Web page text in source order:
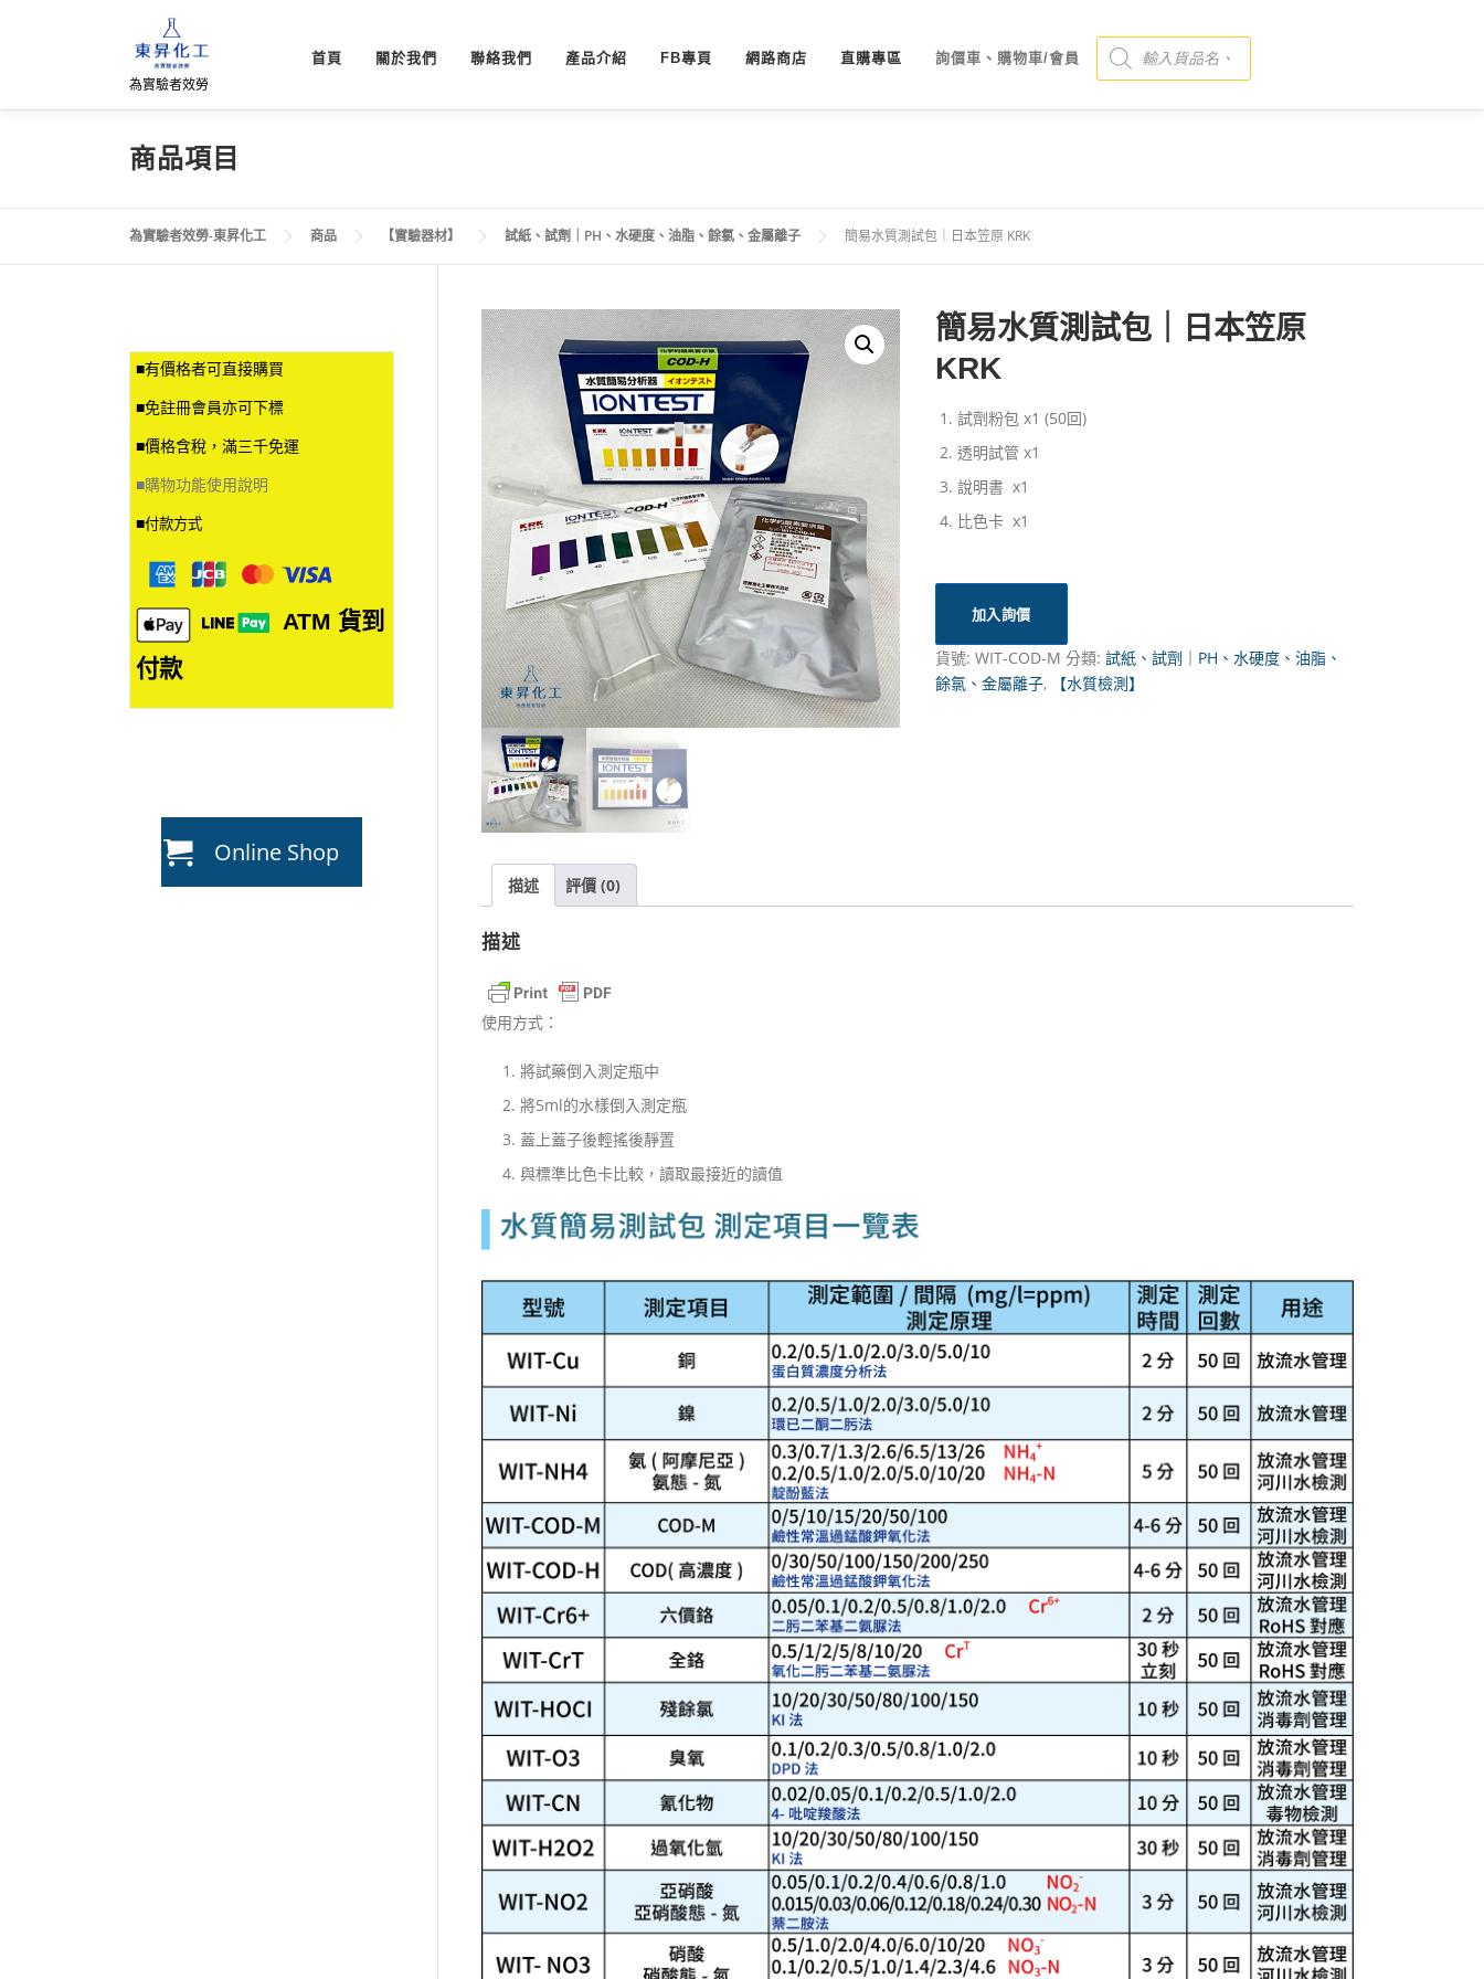
內
為實驗者效勞
首頁 關於我們 聯絡我們 產品介紹 FB專頁 網路商店 直購專區 詢價車、購物車/會員
Products search
商品項目
為實驗者效勞-東昇化工 商品 【實驗器材】 試紙、試劑｜PH、水硬度、油脂、餘氯、金屬離子 簡易水質測試包｜日本笠原 KRK
簡易水質測試包｜日本笠原
KRK
試劑粉包 x1 (50回)
透明試管 x1
說明書 x1
比色卡 x1
加入詢價
貨號: WIT-COD-M 分類: 試紙、試劑｜PH、水硬度、油脂、
餘氯、金屬離子, 【水質檢測】
描述 評價 (0)
描述
使用方式：
將試藥倒入測定瓶中
將5ml的水樣倒入測定瓶
蓋上蓋子後輕搖後靜置
與標準比色卡比較，讀取最接近的讀值
■有價格者可直接購買
■免註冊會員亦可下標
■價格含稅，滿三千免運
■購物功能使用說明
■付款方式
ATM 貨到
付款
Online Shop